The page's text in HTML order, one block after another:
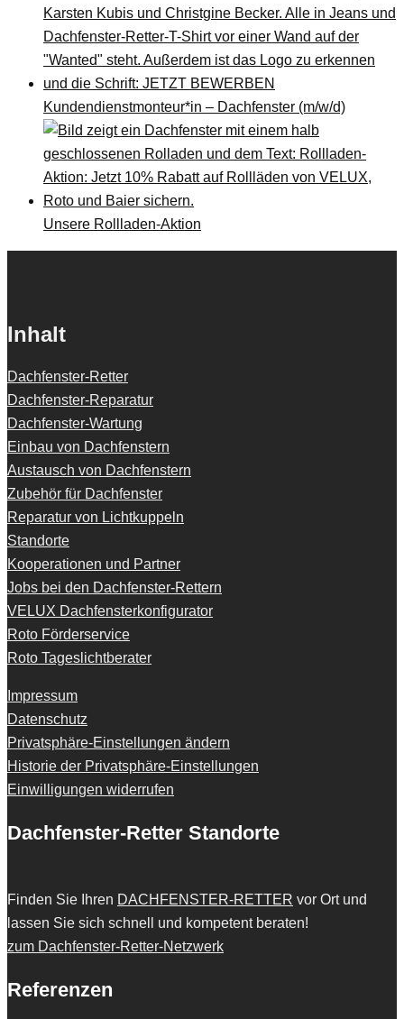
Kundendienstmonteur*in – Dachfenster (m/w/d)
Unsere Rollladen-Aktion
Inhalt
Dachfenster-Retter
Dachfenster-Reparatur
Dachfenster-Wartung
Einbau von Dachfenstern
Austausch von Dachfenstern
Zubehör für Dachfenster
Reparatur von Lichtkuppeln
Standorte
Kooperationen und Partner
Jobs bei den Dachfenster-Rettern
VELUX Dachfensterkonfigurator
Roto Förderservice
Roto Tageslichtberater
Impressum
Datenschutz
Privatsphäre-Einstellungen ändern
Historie der Privatsphäre-Einstellungen
Einwilligungen widerrufen
Dachfenster-Retter Standorte
Finden Sie Ihren DACHFENSTER-RETTER vor Ort und
lassen Sie sich schnell und kompetent beraten!
zum Dachfenster-Retter-Netzwerk
Referenzen